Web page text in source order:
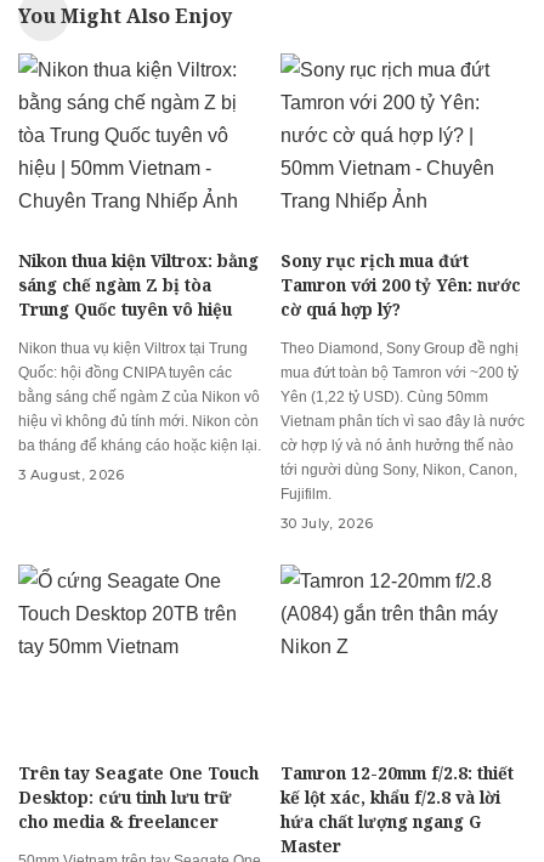
You Might Also Enjoy
Nikon thua kiện Viltrox: bằng
sáng chế ngàm Z bị tòa
Trung Quốc tuyên vô hiệu
Nikon thua vụ kiện Viltrox tại Trung
Quốc: hội đồng CNIPA tuyên các
bằng sáng chế ngàm Z của Nikon vô
hiệu vì không đủ tính mới. Nikon còn
ba tháng để kháng cáo hoặc kiện lại.
3 August, 2026
Sony rục rịch mua đứt
Tamron với 200 tỷ Yên: nước
cờ quá hợp lý?
Theo Diamond, Sony Group đề nghị
mua đứt toàn bộ Tamron với ~200 tỷ
Yên (1,22 tỷ USD). Cùng 50mm
Vietnam phân tích vì sao đây là nước
cờ hợp lý và nó ảnh hưởng thế nào
tới người dùng Sony, Nikon, Canon,
Fujifilm.
30 July, 2026
Trên tay Seagate One Touch
Desktop: cứu tinh lưu trữ
cho media & freelancer
Tamron 12-20mm f/2.8: thiết
kế lột xác, khẩu f/2.8 và lời
hứa chất lượng ngang G
Master